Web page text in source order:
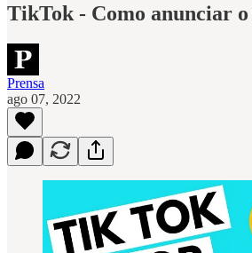
TikTok - Como anunciar o
Prensa
ago 07, 2022